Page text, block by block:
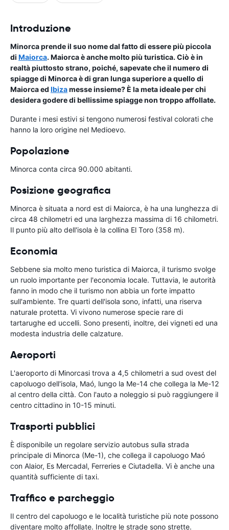
Introduzione
Minorca prende il suo nome dal fatto di essere più piccola
di Maiorca. Maiorca è anche molto più turistica. Ciò è in
realtà piuttosto strano, poiché, sapevate che il numero di
spiagge di Minorca è di gran lunga superiore a quello di
Maiorca ed Ibizamesse insieme? È la meta ideale per chi
desidera godere di bellissime spiagge non troppo affollate.
Durante i mesi estivi si tengono numerosi festival colorati che
hanno la loro origine nel Medioevo.
Popolazione
Minorca conta circa 90.000 abitanti.
Posizione geografica
Minorca è situata a nord est di Maiorca, è ha una lunghezza di
circa 48 chilometri ed una larghezza massima di 16 chilometri.
Il punto più alto dell'isola è la collina El Toro (358 m).
Economia
Sebbene sia molto meno turistica di Maiorca, il turismo svolge
un ruolo importante per l'economia locale. Tuttavia, le autorità
fanno in modo che il turismo non abbia un forte impatto
sull'ambiente. Tre quarti dell'isola sono, infatti, una riserva
naturale protetta. Vi vivono numerose specie rare di
tartarughe ed uccelli. Sono presenti, inoltre, dei vigneti ed una
modesta industria delle calzature.
Aeroporti
L'aeroporto di Minorcasi trova a 4,5 chilometri a sud ovest del
capoluogo dell'isola, Maó, lungo la Me-14 che collega la Me-12
al centro della città. Con l'auto a noleggio si può raggiungere il
centro cittadino in 10-15 minuti.
Trasporti pubblici
È disponibile un regolare servizio autobus sulla strada
principale di Minorca (Me-1), che collega il capoluogo Maó
con Alaior, Es Mercadal, Ferreries e Ciutadella. Vi è anche una
quantità sufficiente di taxi.
Traffico e parcheggio
Il centro del capoluogo e le località turistiche più note possono
diventare molto affollate. Inoltre le strade sono strette.